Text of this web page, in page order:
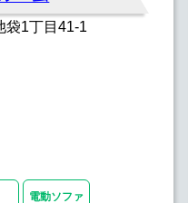
袋1丁目41-1
電動ソファ